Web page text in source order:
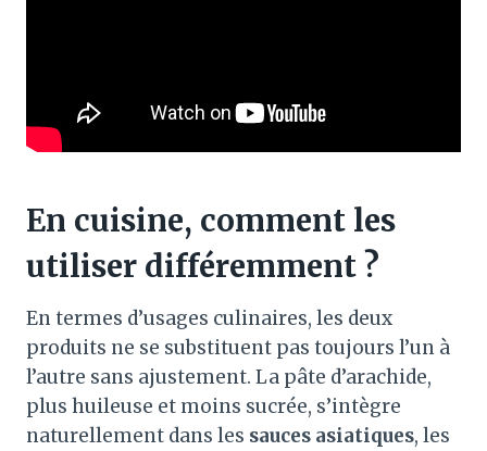
En cuisine, comment les
utiliser différemment ?
En termes d’usages culinaires, les deux
produits ne se substituent pas toujours l’un à
l’autre sans ajustement. La pâte d’arachide,
plus huileuse et moins sucrée, s’intègre
naturellement dans les sauces asiatiques, les